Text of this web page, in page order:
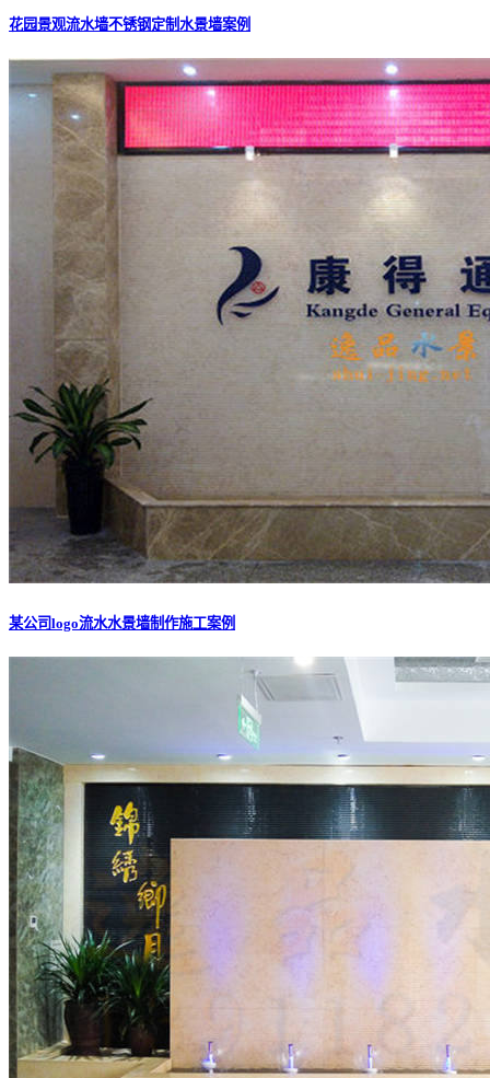
花园景观流水墙不锈钢定制水景墙案例
某公司logo流水水景墙制作施工案例